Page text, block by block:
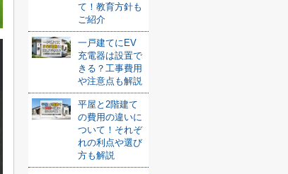
て！教育方針も
ご紹介
一戸建てにEV
充電器は設置で
きる？工事費用
や注意点も解説
平屋と2階建て
の費用の違いに
ついて！それぞ
れの利点や選び
方も解説